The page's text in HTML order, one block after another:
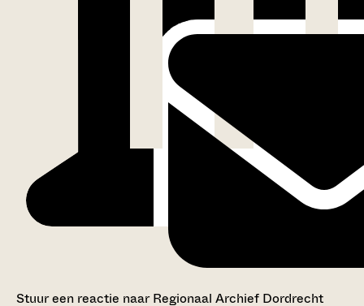
Stuur een reactie naar Regionaal Archief Dordrecht